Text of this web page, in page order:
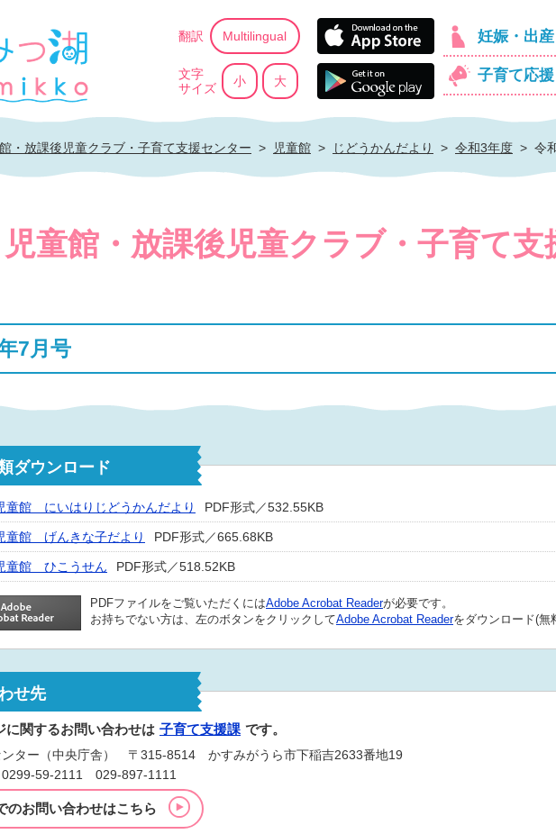
かすみっ湖公式ホームページ
翻訳 Multilingual
文字
サイズ
小 大
App Store
Goolge Play
妊娠・出産
子育て応援
・放課後児童クラブ・子育て支援センター > 児童館 > じどうかんだより > 令和3年度 > 令
児童館・放課後児童クラブ・子育て
7月号
ダウンロード
童館 にいはりじどうかんだより PDF形式／532.55KB
童館 げんきな子だより PDF形式／665.68KB
童館 ひこうせん PDF形式／518.52KB
PDFファイルをご覧いただくにはAdobe Acrobat Readerが必要です。
お持ちでない方は、左のボタンをクリックしてAdobe Acrobat Readerをダウンロード(無
せ先
に関するお問い合わせは 子育て支援課 です。
ンター（中央庁舎） 〒315-8514 かすみがうら市下稲吉2633番地19
0299-59-2111 029-897-1111
のお問い合わせはこちら